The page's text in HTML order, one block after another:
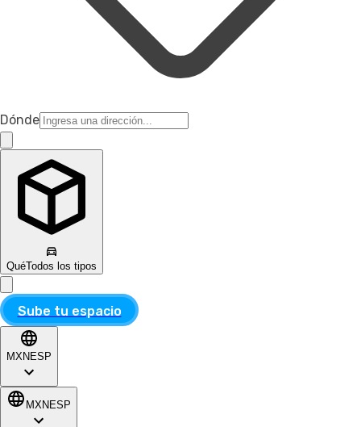
Dónde
QuéTodos los tipos
Sube tu espacio
MXN ESP
MXN ESP